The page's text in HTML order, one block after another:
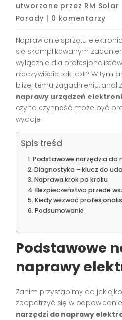
utworzone przez RM Solar
Porady | 0 komentarzy
Naprawianie sprzętu
się skomplikowanym
wyłącznie dla
rzeczywiście tak jest? W tym
bliżej temu zagadnieniu,
naprawy urządzeń
czy ta czynność może być
wydaje.
Spis treści
Podstawowe narzędzia do
Diagnostyka – klucz do
Naprawa krok po kroku
Bezpieczeństwo przede
Kiedy wezwać
Podsumowanie
Podstawowe
naprawy
Zanim przystąpimy do
zaopatrzyć się w
narzędzi do naprawy